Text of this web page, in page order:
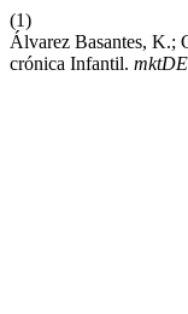
(1)
Álvarez Basantes, K.;
crónica Infantil.